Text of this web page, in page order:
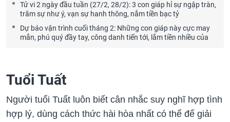
Tử vi 2 ngày đầu tuần (27/2, 28/2): 3 con giáp hỉ sự ngập tràn,
trăm sự như ý, vạn sự hanh thông, nắm tiền bạc tỷ
Dự báo vận trình cuối tháng 2: Những con giáp này cực may
mắn, phú quý đầy tay, công danh tiến tới, lắm tiền nhiều của
Tuổi Tuất
Người tuổi Tuất luôn biết cân nhắc suy nghĩ hợp tình
hợp lý, dùng cách thức hài hòa nhất có thể để giải